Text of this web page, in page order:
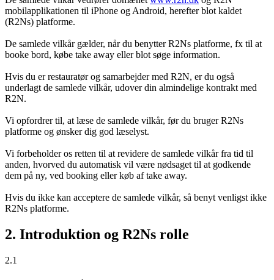
mobilapplikationen til iPhone og Android, herefter blot kaldet
(R2Ns) platforme.
De samlede vilkår gælder, når du benytter R2Ns platforme, fx til at
booke bord, købe take away eller blot søge information.
Hvis du er restauratør og samarbejder med R2N, er du også
underlagt de samlede vilkår, udover din almindelige kontrakt med
R2N.
Vi opfordrer til, at læse de samlede vilkår, før du bruger R2Ns
platforme og ønsker dig god læselyst.
Vi forbeholder os retten til at revidere de samlede vilkår fra tid til
anden, hvorved du automatisk vil være nødsaget til at godkende
dem på ny, ved booking eller køb af take away.
Hvis du ikke kan acceptere de samlede vilkår, så benyt venligst ikke
R2Ns platforme.
2. Introduktion og R2Ns rolle
2.1